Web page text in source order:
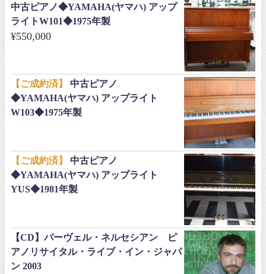
中古ピアノ◆YAMAHA(ヤマハ) アップ
ライトW101◆1975年製
¥550,000
【ご成約済】
中古ピアノ
◆YAMAHA(ヤマハ) アップライト
W103◆1975年製
【ご成約済】
中古ピアノ
◆YAMAHA(ヤマハ) アップライト
YUS◆1981年製
【CD】パーヴェル・ネルセシアン ピ
アノリサイタル・ライブ・イン・ジャパ
ン 2003